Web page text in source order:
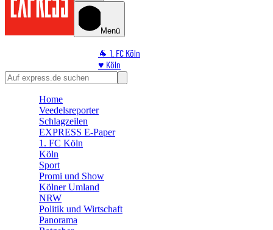
Menü
🐐 1. FC Köln
♥️ Köln
⭐ Promi
🛒 Shoppingwelt
Home
Veedelsreporter
Schlagzeilen
EXPRESS E-Paper
1. FC Köln
Köln
Sport
Promi und Show
Kölner Umland
NRW
Politik und Wirtschaft
Panorama